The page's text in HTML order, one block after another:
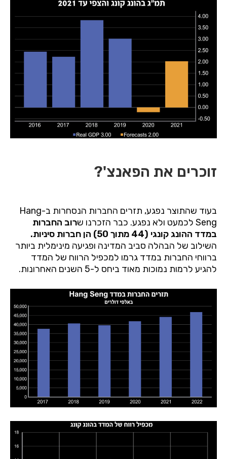
זוכרים את הפאנצ'?
בעוד שהתוצר נפגע, תזרים החברות הנסחרות ב-Hang
Seng לכמעט ולא נפגע. כבר הזכרנו שרוב החברות
במדד ההונג קונגי (44 מתוך 50) הן חברות סיניות.
השילוב של הבהלה סביב המדינה ופגיעה מינימלית ביותר
ברווחי החברות במדד גרמו למכפיל הרווח של המדד
להגיע לרמות נמוכות מאוד ביחס ל-5 השנים האחרונות.